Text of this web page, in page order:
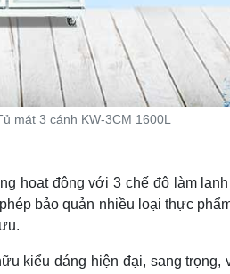
mát 3 cánh KW-3CM 1600L
hoạt động với 3 chế độ làm
bảo quản nhiều loại thực
kiểu dáng hiện đại, sang